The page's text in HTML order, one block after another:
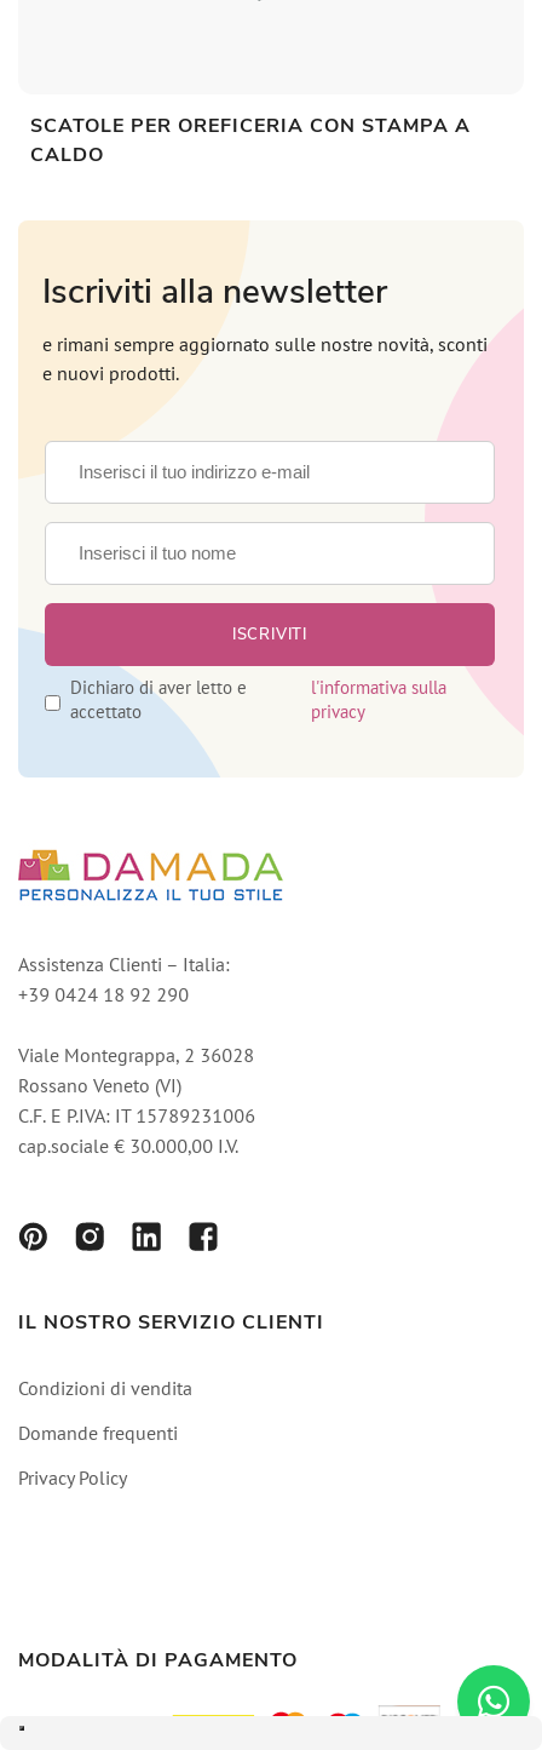
SCATOLE PER OREFICERIA CON STAMPA A
CALDO
Iscriviti alla newsletter
e rimani sempre aggiornato sulle nostre novità, sconti
e nuovi prodotti.
Dichiaro di aver letto e
accettato
l'informativa sulla
privacy
Assistenza Clienti – Italia:
+39 0424 18 92 290
Viale Montegrappa, 2 36028
Rossano Veneto (VI)
C.F. E P.IVA: IT 15789231006
cap.sociale € 30.000,00 I.V.
IL NOSTRO SERVIZIO CLIENTI
Condizioni di vendita
Domande frequenti
Privacy Policy
MODALITÀ DI PAGAMENTO